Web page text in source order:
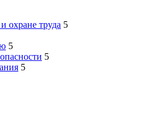
охране труда 5
5
5
5